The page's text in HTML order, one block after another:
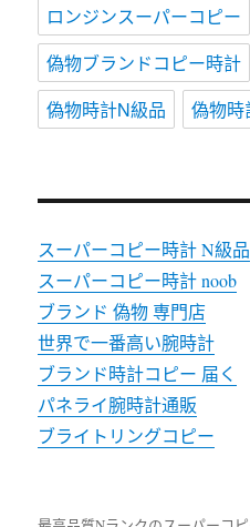
ロンジンスーパーコピー
偽物ブランドコピー時計
偽物時計N級品
偽物時
スーパーコピー時計 N級品
スーパーコピー時計 noob
ブランド 偽物 専門店
世界で一番高い腕時計
ブランド時計コピー 届く
パネライ腕時計通販
ブライトリングコピー